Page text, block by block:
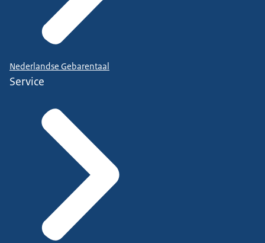
Nederlandse Gebarentaal
Service